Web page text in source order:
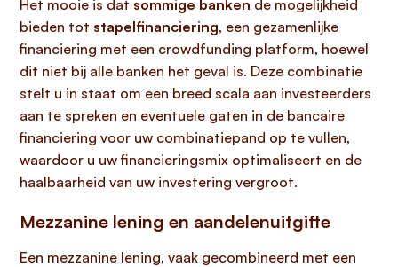
Het mooie is dat sommige banken de mogelijkheid
bieden tot stapelfinanciering, een gezamenlijke
financiering met een crowdfunding platform, hoewel
dit niet bij alle banken het geval is. Deze combinatie
stelt u in staat om een breed scala aan investeerders
aan te spreken en eventuele gaten in de bancaire
financiering voor uw combinatiepand op te vullen,
waardoor u uw financieringsmix optimaliseert en de
haalbaarheid van uw investering vergroot.
Mezzanine lening en aandelenuitgifte
Een mezzanine lening, vaak gecombineerd met een